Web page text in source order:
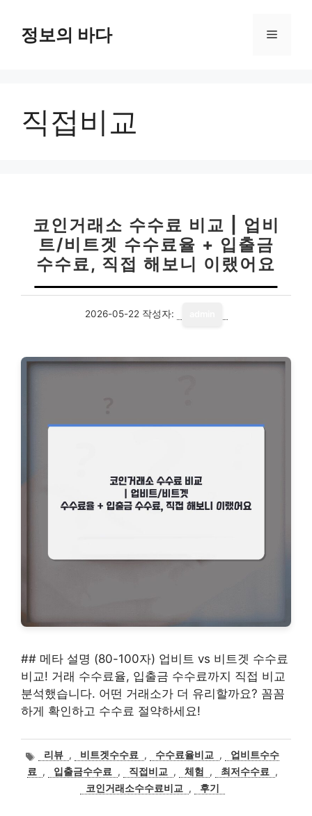
정보의 바다 메
직접비교
코인거래소 수수료 비교 | 업비
트/비트겟 수수료율 + 입출금
수수료, 직접 해보니 이랬어요
2026-05-22 작성자:
## 메타 설명 (80-100자) 업비트 vs 비트겟 수수료
비교! 거래 수수료율, 입출금 수수료까지 직접 비교
분석했습니다. 어떤 거래소가 더 유리할까요? 꼼꼼
하게 확인하고 수수료 절약하세요!
태리뷰 , 비트겟수수료 , 수수료율비교 ,
업비트수수
료
, 입출금수수료 , 직접비교 , 체험 , 최저수수료
,
코인거래소수수료비교
, 후기